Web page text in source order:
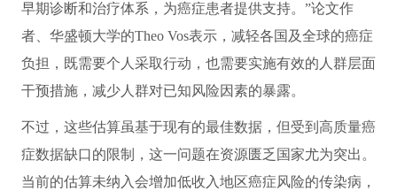
早期诊断和治疗体系，为癌症患者提供支持。”论文作
者、华盛顿大学的Theo Vos表示，减轻各国及全球的癌症
负担，既需要个人采取行动，也需要实施有效的人群层面
干预措施，减少人群对已知风险因素的暴露。
不过，这些估算虽基于现有的最佳数据，但受到高质量癌
症数据缺口的限制，这一问题在资源匮乏国家尤为突出。
当前的估算未纳入会增加低收入地区癌症风险的传染病，